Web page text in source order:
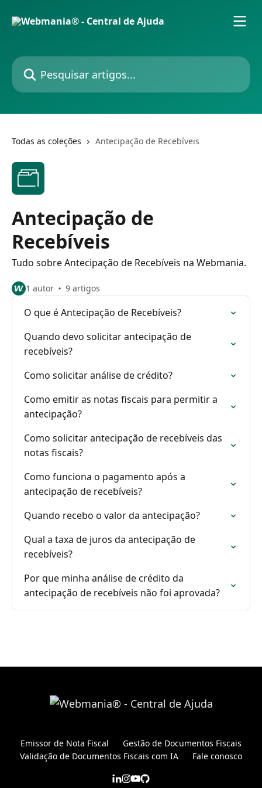
Pesquisar artigos...
Todas as coleções Antecipação de Recebíveis
Antecipação de
Recebíveis
Tudo sobre Antecipação de Recebíveis na Webmania.
1 autor 9 artigos
O que é Antecipação de Recebíveis?
Quando devo solicitar antecipação de
recebíveis?
Como solicitar análise de crédito?
Como emitir as notas fiscais para permitir a
antecipação?
Como solicitar antecipação de recebíveis das
notas fiscais?
Como funciona o pagamento após a
antecipação de recebíveis?
Quando recebo o valor da antecipação?
Qual a taxa de juros da antecipação de
recebíveis?
Por que minha análise de crédito da
antecipação de recebíveis não foi aprovada?
Emissor de Nota Fiscal
Gestão de Documentos Fiscais
Validação de Documentos Fiscais com IA
Fale conosco